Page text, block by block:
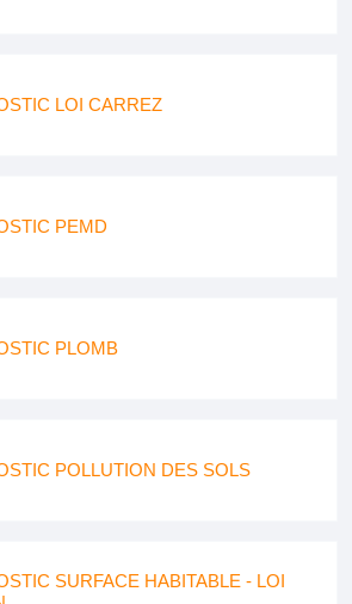
LOI CARREZ
PEMD
PLOMB
POLLUTION DES SOLS
SURFACE HABITABLE - LOI